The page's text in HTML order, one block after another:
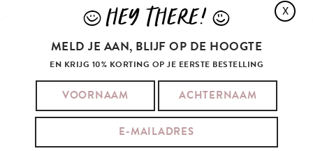
X
JHEY THERE! L
MELD JE AAN, BLIJF OP DE HOOGTE
EN KRIJG 10% KORTING OP JE EERSTE BESTELLING